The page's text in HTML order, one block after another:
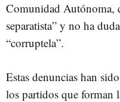
Comunidad Autónoma,
separatista” y no ha
“corruptela”.
Estas denuncias han
los partidos que forman